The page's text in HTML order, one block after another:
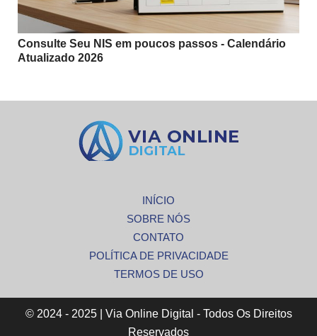
Consulte Seu NIS em poucos passos - Calendário
Atualizado 2026
INÍCIO
SOBRE NÓS
CONTATO
POLÍTICA DE PRIVACIDADE
TERMOS DE USO
© 2024 - 2025 | Via Online Digital - Todos Os Direitos
Reservados